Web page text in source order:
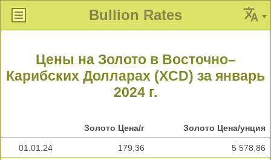
Bullion Rates
Цены на Золото в Восточно–
Карибских Долларах (XCD) за январь
2024 г.
Золото Цена/г Золото Цена/унция
01.01.24 179,36 5 578,86